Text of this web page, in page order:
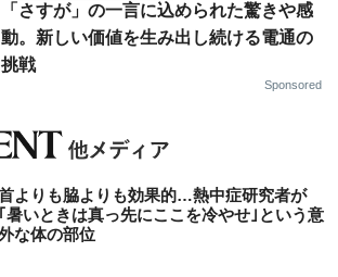
「さすが」の一言に込められた驚きや感
動。新しい価値を生み出し続ける電通の
挑戦
Sponsored
よりも脇よりも効果的…熱中症研究者が
｢暑いときは真っ先にここを冷やせ｣という意
な体の部位